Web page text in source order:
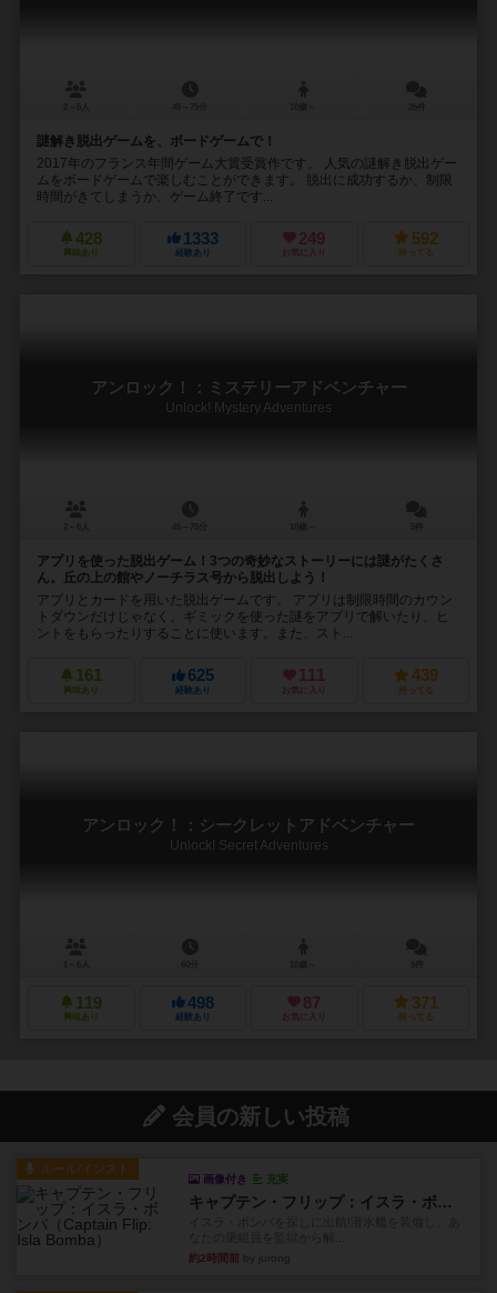
謎解き脱出ゲームを、ボードゲームで！
2017年のフランス年間ゲーム大賞受賞作です。 人気の謎解き脱出ゲー
ムをボードゲームで楽しむことができます。 脱出に成功するか、制限
時間がきてしまうか、ゲーム終了です...
428
興味あり
1333
経験あり
249
お気に入り
592
持ってる
アンロック！：ミステリーアドベンチャー
Unlock! Mystery Adventures
アプリを使った脱出ゲーム！3つの奇妙なストーリーには謎がたくさ
ん。丘の上の館やノーチラス号から脱出しよう！
アプリとカードを用いた脱出ゲームです。 アプリは制限時間のカウン
トダウンだけじゃなく、ギミックを使った謎をアプリで解いたり、ヒ
ントをもらったりすることに使います。また、スト...
161
興味あり
625
経験あり
111
お気に入り
439
持ってる
アンロック！：シークレットアドベンチャー
Unlock! Secret Adventures
119
興味あり
498
経験あり
87
お気に入り
371
持ってる
会員の新しい投稿
ルール/インスト
画像付き 充実
キャプテン・フリップ：イスラ・ボンバ
約2時間前 by jurong